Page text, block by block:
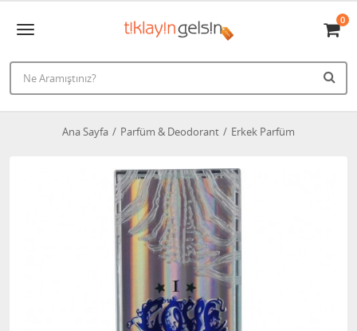
0
Ana Sayfa Parfüm & Deodorant Erkek Parfüm